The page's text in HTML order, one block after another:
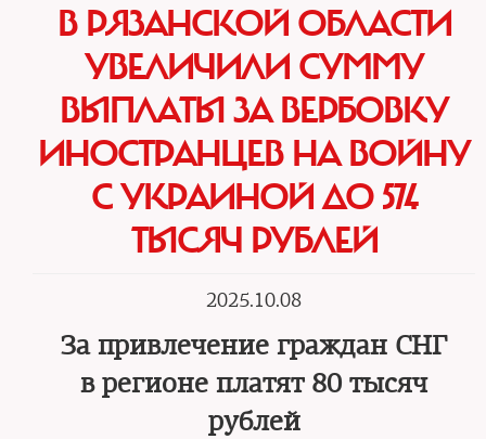
В РЯЗАНСКОЙ ОБЛАСТИ
УВЕЛИЧИЛИ СУММУ
ВЫПЛАТЫ ЗА ВЕРБОВКУ
ИНОСТРАНЦЕВ НА ВОЙНУ
С УКРАИНОЙ ДО 574
ТЫСЯЧ РУБЛЕЙ
2025.10.08
За привлечение граждан СНГ
в регионе платят 80 тысяч
рублей